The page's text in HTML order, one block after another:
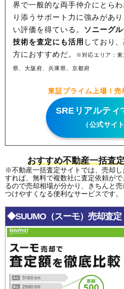
界で一般的な両手仲介にとら
り添うサポート力に強みがあ
い評価を得ている。 ソニーグ
技術を査定にも活用 しており
方におすすめだ。
※対応エリア：東
県、大阪府、兵庫県、京都府
東証プライム上場！売
SREリアルティ
（公式サイ
おすすめ不動産一括査
※不動産一括査定サイトでは、売却
すれば、無料で複数社に査定依頼が
るので売却相場が分かり、きちんと
つけやすくなる便利なサービスです。
◆SUUMO（スーモ）売却査定